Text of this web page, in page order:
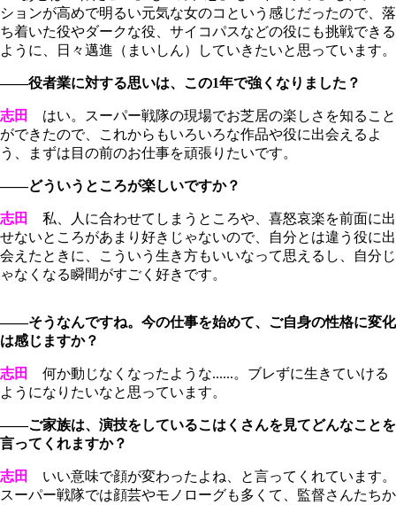
ションが高めで明るい元気な女のコという感じだったので、落
ち着いた役やダークな役、サイコパスなどの役にも挑戦できる
ように、日々邁進（まいしん）していきたいと思っています。
――役者業に対する思いは、この1年で強くなりました？
志田
はい。スーパー戦隊の現場でお芝居の楽しさを知ること
ができたので、これからもいろいろな作品や役に出会えるよ
う、まずは目の前のお仕事を頑張りたいです。
――どういうところが楽しいですか？
志田
私、人に合わせてしまうところや、喜怒哀楽を前面に出
せないところがあまり好きじゃないので、自分とは違う役に出
会えたときに、こういう生き方もいいなって思えるし、自分じ
ゃなくなる瞬間がすごく好きです。
――そうなんですね。今の仕事を始めて、ご自身の性格に変化
は感じますか？
志田
何か動じなくなったような......。ブレずに生きていける
ようになりたいなと思っています。
――ご家族は、演技をしているこはくさんを見てどんなことを
言ってくれますか？
志田
いい意味で顔が変わったよね、と言ってくれています。
スーパー戦隊では顔芸やモノローグも多くて、監督さんたちか